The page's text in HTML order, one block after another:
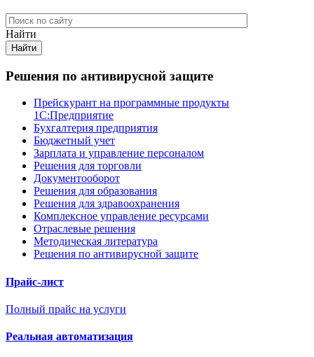
Найти
Решения по антивирусной защите
Прейскурант на программные продукты
1С:Предприятие
Бухгалтерия предприятия
Бюджетный учет
Зарплата и управление персоналом
Решения для торговли
Документооборот
Решения для образования
Решения для здравоохранения
Комплексное управление ресурсами
Отраслевые решения
Методическая литература
Решения по антивирусной защите
Прайс-лист
Полный прайс на услуги
Реальная автоматизация